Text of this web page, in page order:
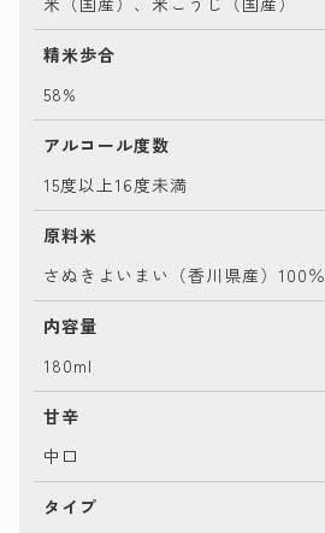
精米歩合
58%
アルコール度数
15度以上16度未満
原料米
さぬきよいまい（香川県産）100％
内容量
180ml
甘辛
中口
タイプ